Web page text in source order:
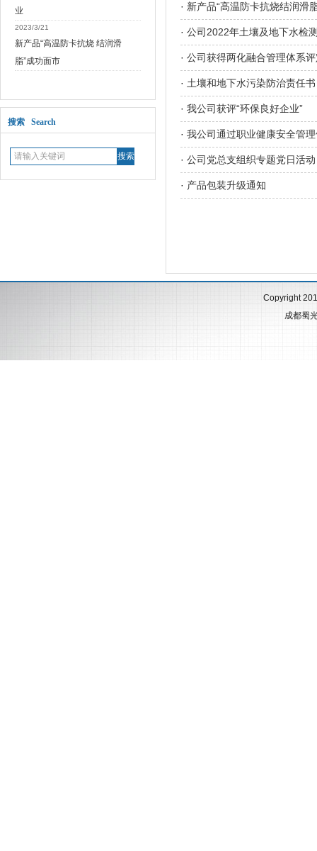
业
2023/3/21
新产品“高温防卡抗烧 结润滑
脂”成功面市
搜索 Search
· 新产品“高温防卡抗烧结润滑
· 公司2022年土壤及地下水检
· 公司获得两化融合管理体系
· 土壤和地下水污染防治责任书
· 我公司获评“环保良好企业”
· 我公司通过职业健康安全管
· 公司党总支组织专题党日活动
· 产品包装升级通知
Copyright
成都蜀